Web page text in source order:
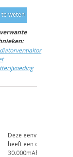
weten
Deze eenvoudige 5
heeft een capaciteit
30.000mAh.